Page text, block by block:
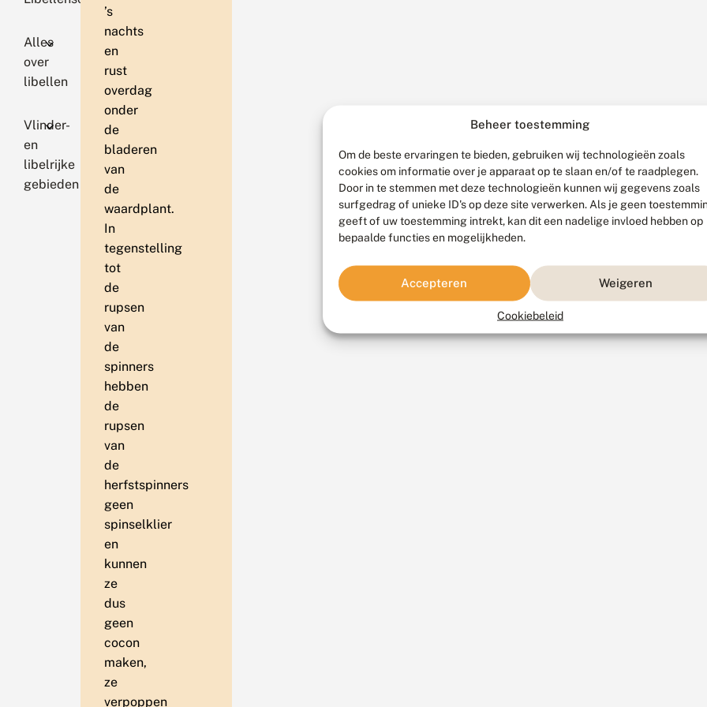
Beheer toestemming
Om de beste ervaringen te bieden, gebruiken wij technologieën zoals
cookies om informatie over je apparaat op te slaan en/of te raadplegen.
Door in te stemmen met deze technologieën kunnen wij gegevens zoals
surfgedrag of unieke ID's op deze site verwerken. Als je geen
geeft of uw toestemming intrekt, kan dit een nadelige invloed hebben op
bepaalde functies en mogelijkheden.
Accepteren Weigeren
Cookiebeleid
Alles
over
libellen
Vlinder-
en
libelrijke
gebieden
’s
nachts
en
rust
overdag
onder
de
bladeren
van
de
waardplant.
In
tegenstelling
tot
de
rupsen
van
de
spinners
hebben
de
rupsen
van
de
herfstspinners
geen
spinselklier
en
kunnen
ze
dus
geen
cocon
maken,
ze
verpoppen